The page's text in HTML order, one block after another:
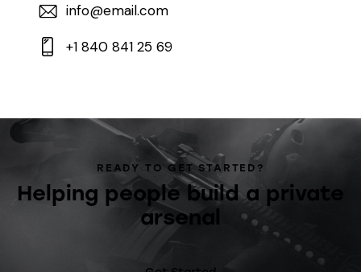
info@email.com
+1 840 841 25 69
READY TO GET STARTED?
Helping people build a private
arsenal